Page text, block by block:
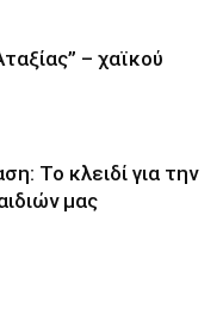
– χαϊκού
Το κλειδί για την
µας